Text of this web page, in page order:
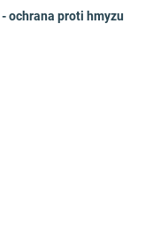
ochrana proti hmyzu